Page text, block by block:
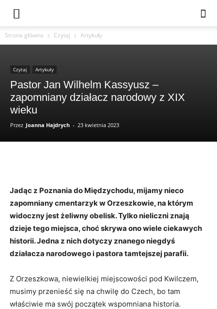
Strona główna Czytaj Artykuły
Czytaj Artykuły
Pastor Jan Wilhelm Kassyusz –
zapomniany działacz narodowy z XIX
wieku
Przez Joanna Hajdrych - 23 kwietnia 2023
Jadąc z Poznania do Międzychodu, mijamy nieco
zapomniany cmentarzyk w Orzeszkowie, na którym
widoczny jest żeliwny obelisk. Tylko nieliczni znają
dzieje tego miejsca, choć skrywa ono wiele ciekawych
historii. Jedna z nich dotyczy znanego niegdyś
działacza narodowego i pastora tamtejszej parafii.
Z Orzeszkowa, niewielkiej miejscowości pod Kwilczem,
musimy przenieść się na chwilę do Czech, bo tam
właściwie ma swój początek wspomniana historia.